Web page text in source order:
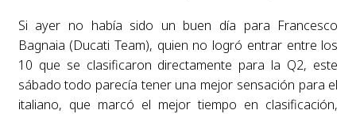
Si ayer no había sido un buen día para Francesco
Bagnaia (Ducati Team), quien no logró entrar entre los
10 que se clasificaron directamente para la Q2, este
sábado todo parecía tener una mejor sensación para el
italiano, que marcó el mejor tiempo en clasificación,